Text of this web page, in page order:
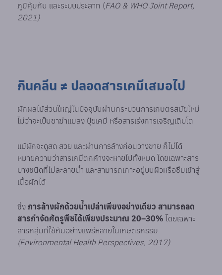
ภูมิคุ้มกัน และระบบประสาท (FAO & WHO Joint Report,
2021)
กินคลีน ≠ ปลอดสารเคมีเสมอไป
ผักผลไม้ส่วนใหญ่ในปัจจุบันผ่านกระบวนการเกษตรสมัยใหม่
ไม่ว่าจะเป็นยาฆ่าแมลง ปุ๋ยเคมี หรือสารเร่งการเจริญเติบโต
แม้ผักจะดูสด สวย และผ่านการล้างก่อนวางขาย ก็ไม่ได้
หมายความว่าสารเคมีตกค้างจะหายไปทั้งหมด โดยเฉพาะสาร
บางชนิดที่ไม่ละลายน้ำ และสามารถเกาะอยู่บนผิวหรือซึมเข้าสู่
เนื้อผักได้
ซึ่ง การล้างผักด้วยน้ำเปล่าเพียงอย่างเดียว สามารถลด
สารกำจัดศัตรูพืชได้เพียงประมาณ 20–30% โดยเฉพาะ
สารกลุ่มที่ใช้กันอย่างแพร่หลายในเกษตรกรรม
(Environmental Health Perspectives, 2017)